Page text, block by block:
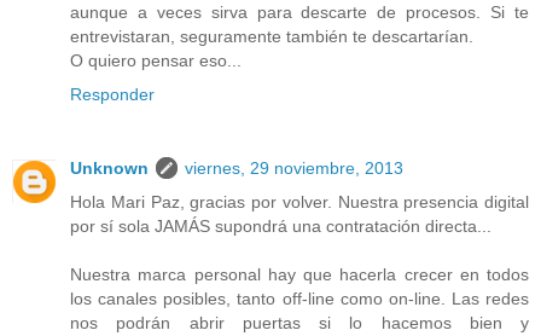
aunque a veces sirva para descarte de procesos. Si te
entrevistaran, seguramente también te descartarían.
O quiero pensar eso...
Responder
Unknown
viernes, 29 noviembre, 2013
Hola Mari Paz, gracias por volver. Nuestra presencia digital
por sí sola JAMÁS supondrá una contratación directa...
Nuestra marca personal hay que hacerla crecer en todos
los canales posibles, tanto off-line como on-line. Las redes
nos podrán abrir puertas si lo hacemos bien y